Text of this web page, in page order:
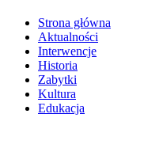
Strona główna
Aktualności
Interwencje
Historia
Zabytki
Kultura
Edukacja